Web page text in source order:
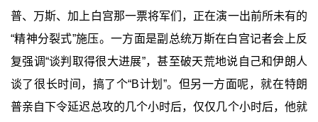
普、万斯、加上白宫那一票将军们，正在演一出前所未有的
“精神分裂式”施压。一方面是副总统万斯在白宫记者会上反
复强调“谈判取得很大进展”，甚至破天荒地说自己和伊朗人
谈了很长时间，搞了个“B计划”。但另一方面呢，就在特朗
普亲自下令延迟总攻的几个小时后，仅仅几个小时后，他就